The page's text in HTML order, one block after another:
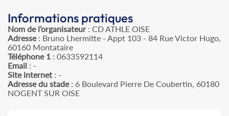
Informations pratiques
Nom de l’organisateur: CD ATHLE OISE
Adresse: Bruno Lhermitte - Appt 103 - 84 Rue Victor Hugo,
60160 Montataire
Téléphone 1 : 0633592114
Email : -
Site internet : -
Adresse du stade: 6 Boulevard Pierre De Coubertin, 60180
NOGENT SUR OISE